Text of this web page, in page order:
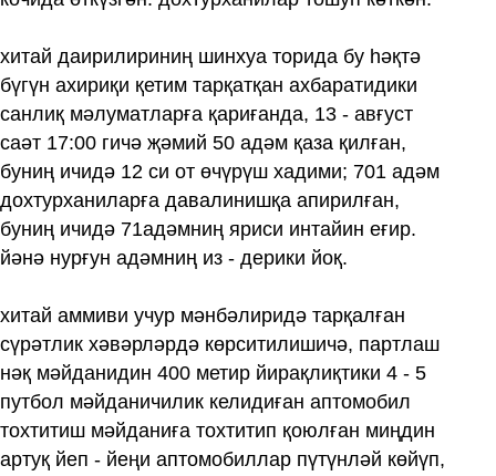
хитай даирилириниң шинхуа торида бу һәқтә
бүгүн ахириқи қетим тарқатқан ахбаратидики
санлиқ мәлуматларға қариғанда, 13 - авғуст
саәт 17:00 гичә җәмий 50 адәм қаза қилған,
буниң ичидә 12 си от өчүрүш хадими; 701 адәм
дохтурханиларға давалинишқа апирилған,
буниң ичидә 71адәмниң яриси интайин еғир.
йәнә нурғун адәмниң из - дерики йоқ.
хитай аммиви учур мәнбәлиридә тарқалған
сүрәтлик хәвәрләрдә көрситилишичә, партлаш
нәқ мәйданидин 400 метир йирақлиқтики 4 - 5
путбол мәйданичилик келидиған аптомобил
тохтитиш мәйданиға тохтитип қоюлған миңдин
артуқ йеп - йеңи аптомобиллар пүтүнләй көйүп,